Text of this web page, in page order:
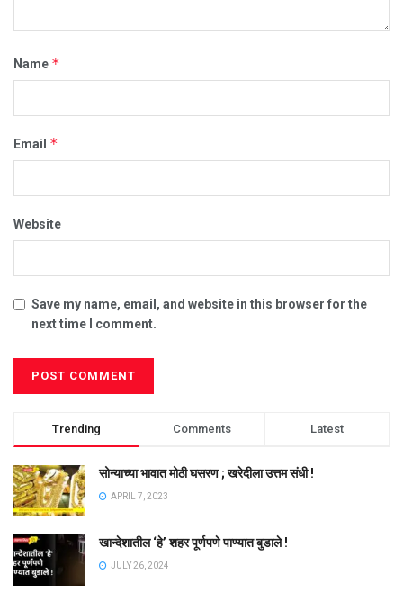
Name *
Email *
Website
Save my name, email, and website in this browser for the
next time I comment.
Trending Comments Latest
सोन्याच्या भावात मोठी घसरण ; खरेदीला उत्तम संधी !
APRIL 7, 2023
खान्देशातील ‘हे’ शहर पूर्णपणे पाण्यात बुडाले !
JULY 26, 2024